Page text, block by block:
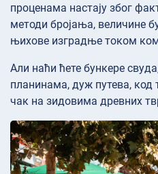
проценама настају због
методи бројања, величине
њихове изградње током
Али наћи ћете бункере
планинама, дуж путева, код
чак на зидовима древних